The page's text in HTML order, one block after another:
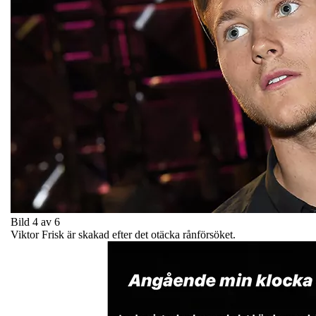
Bild 4 av 6
Viktor Frisk är skakad efter det otäcka rånförsöket.